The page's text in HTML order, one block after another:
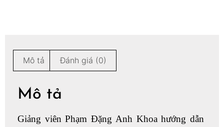
Mô tả Đánh giá (0)
Mô tả
Giảng viên Phạm Đặng Anh Khoa hướng dẫn